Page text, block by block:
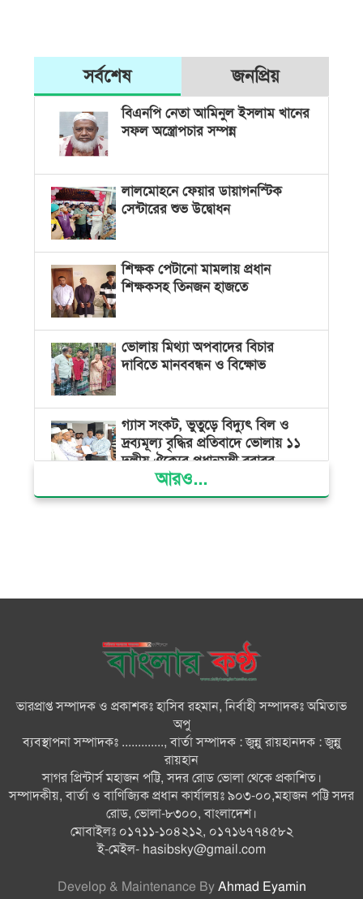
সর্বশেষ জনপ্রিয়
বিএনপি নেতা আমিনুল ইসলাম খানের
সফল অস্ত্রোপচার সম্পন্ন
লালমোহনে ফেয়ার ডায়াগনস্টিক
সেন্টারের শুভ উদ্বোধন
শিক্ষক পেটানো মামলায় প্রধান
শিক্ষকসহ তিনজন হাজতে
ভোলায় মিথ্যা অপবাদের বিচার
দাবিতে মানববন্ধন ও বিক্ষোভ
গ্যাস সংকট, ভুতুড়ে বিদ্যুৎ বিল ও
দ্রব্যমূল্য বৃদ্ধির প্রতিবাদে ভোলায় ১১
দলীয় ঐক্যের প্রধানমন্ত্রী বরাবর
স্মারকলিপি প্রদান
পালিত
জুলাইয়ে সড়কে ঝরল ৪১৬ প্রাণ,
মোটরসাইকেলে সর্বাধিক মৃত্যু
দেশের বিভিন্ন স্থানে বৃষ্টির পূর্বাভাস
গ্যাস সংকট, বিদ্যুতের ‘ভূতুড়ে বিলের’
প্রতিবাদ: চুলা-পাতিল নিয়ে অবস্থান
আরও...
ভারপ্রাপ্ত সম্পাদক ও প্রকাশকঃ হাসিব রহমান, নির্বাহী সম্পাদকঃ অমিতাভ
অপু
ব্যবস্থাপনা সম্পাদকঃ ............., বার্তা সম্পাদক : জুন্নু রায়হানদক : জুন্নু
রায়হান
সাগর প্রিন্টার্স মহাজন পট্টি, সদর রোড ভোলা থেকে প্রকাশিত।
সম্পাদকীয়, বার্তা ও বাণিজ্যিক প্রধান কার্যালয়ঃ ৯০৩-০০,মহাজন পট্টি সদর
রোড, ভোলা-৮৩০০, বাংলাদেশ।
মোবাইলঃ ০১৭১১-১০৪২১২, ০১৭১৬৭৭৪৫৮২
ই-মেইল- hasibsky@gmail.com
Develop & Maintenance By Ahmad Eyamin